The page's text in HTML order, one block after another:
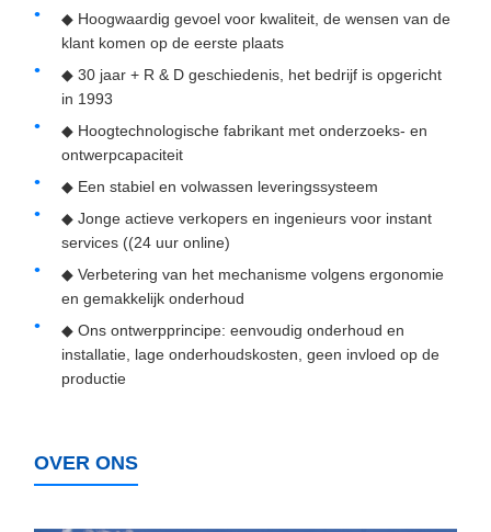
◆ Hoogwaardig gevoel voor kwaliteit, de wensen van de
klant komen op de eerste plaats
◆ 30 jaar + R & D geschiedenis, het bedrijf is opgericht
in 1993
◆ Hoogtechnologische fabrikant met onderzoeks- en
ontwerpcapaciteit
◆ Een stabiel en volwassen leveringssysteem
◆ Jonge actieve verkopers en ingenieurs voor instant
services ((24 uur online)
◆ Verbetering van het mechanisme volgens ergonomie
en gemakkelijk onderhoud
◆ Ons ontwerpprincipe: eenvoudig onderhoud en
installatie, lage onderhoudskosten, geen invloed op de
productie
OVER ONS